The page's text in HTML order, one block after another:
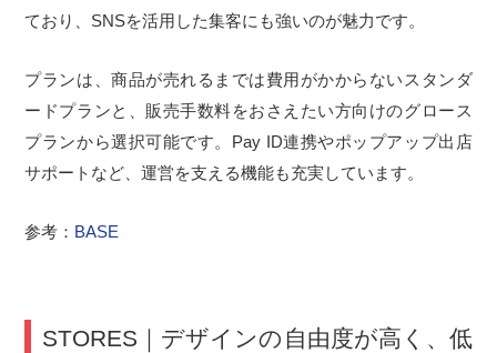
ており、SNSを活用した集客にも強いのが魅力です。
プランは、商品が売れるまでは費用がかからないスタンダ
ードプランと、販売手数料をおさえたい方向けのグロース
プランから選択可能です。Pay ID連携やポップアップ出店
サポートなど、運営を支える機能も充実しています。
参考： BASE
STORES｜デザインの自由度が高く、低